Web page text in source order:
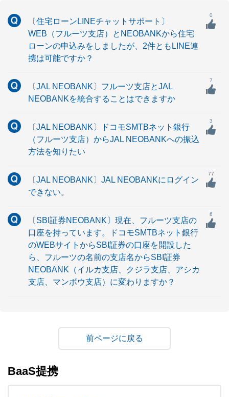
〔住宅ローンLINEチャットサポート〕
WEB（フルーツ支店）とNEOBANKから住宅
ローンの申込みをしましたが、2件ともLINE連
携は可能ですか？
0
〔JAL NEOBANK〕フルーツ支店とJAL
NEOBANKを統合することはできますか
7
〔JAL NEOBANK〕ドコモSMTBネット銀行
（フルーツ支店）からJAL NEOBANKへの振込
方法を知りたい
3
〔JAL NEOBANK〕JAL NEOBANKにログイン
できない。
77
〔SBI証券NEOBANK〕現在、フルーツ支店の
口座を持っています。ドコモSMTBネット銀行
のWEBサイトからSBI証券の口座を開設した
ら、フルーツの名前の支店名からSBI証券
NEOBANK（イルカ支店、クジラ支店、アシカ
支店、マンボウ支店）に変わりますか？
6
戻る
BaaS提携